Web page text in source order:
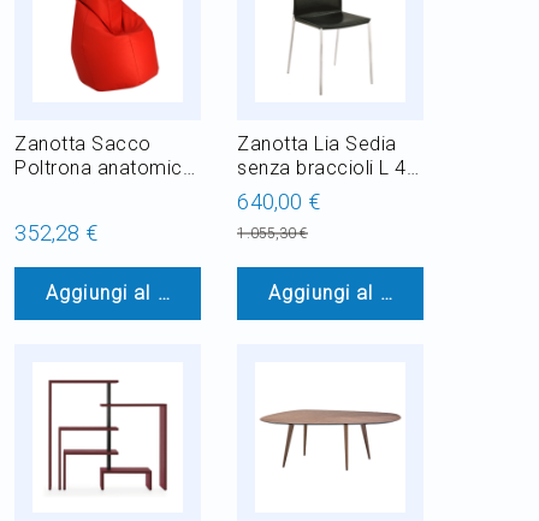
Zanotta Sacco
Poltrona anatomica
352,28 €
Aggiungi al Carrello
Zanotta Lia Sedia
senza braccioli L 44
cm
640,00 €
1.055,30 €
Aggiungi al Carrello